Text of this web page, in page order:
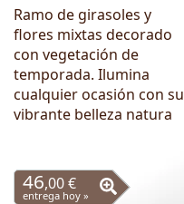
Ramo de girasoles y
flores mixtas decorado
con vegetación de
temporada. Ilumina
cualquier ocasión con su
vibrante belleza natura
46,00 €
entrega hoy »